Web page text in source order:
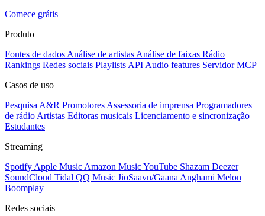
Comece grátis
Produto
Fontes de dados Análise de artistas Análise de faixas Rádio
Rankings Redes sociais Playlists API Audio features Servidor MCP
Casos de uso
Pesquisa A&R Promotores Assessoria de imprensa Programadores
de rádio Artistas Editoras musicais Licenciamento e sincronização
Estudantes
Streaming
Spotify Apple Music Amazon MusicYouTube Shazam Deezer
SoundCloud Tidal QQ Music JioSaavn/Gaana Anghami Melon
Boomplay
Redes sociais